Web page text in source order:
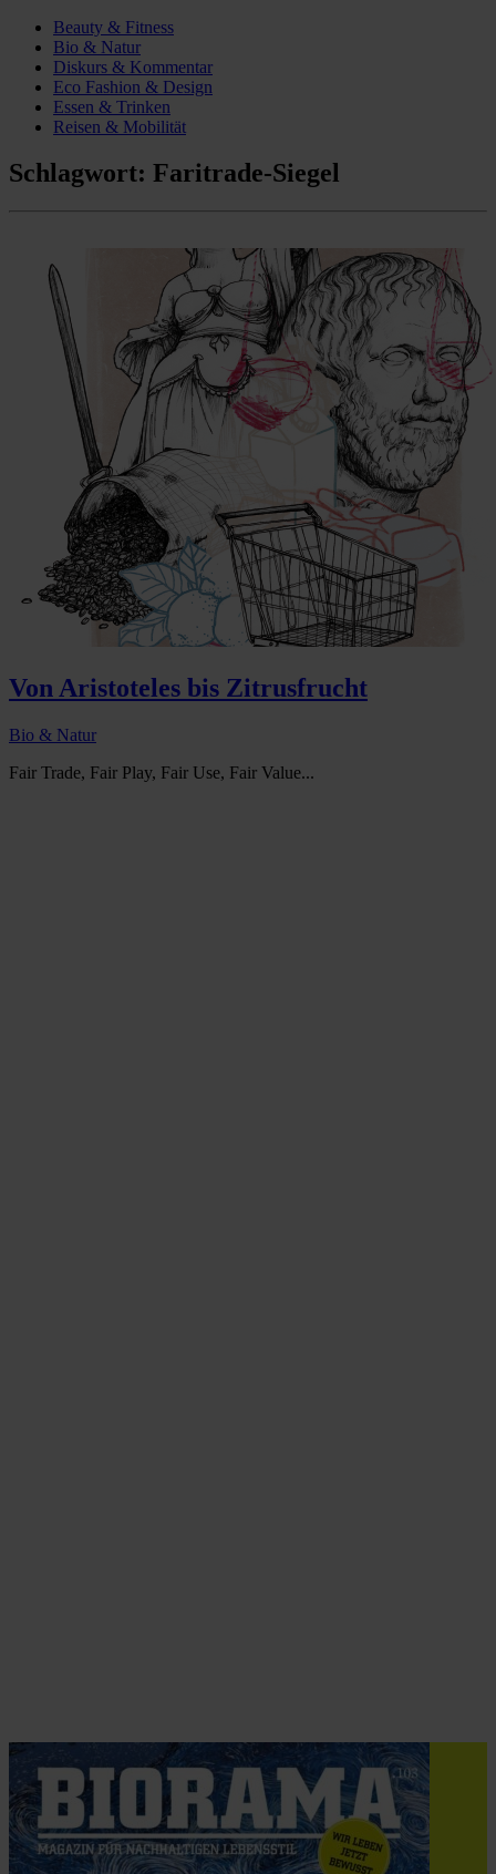
Beauty & Fitness
Bio & Natur
Diskurs & Kommentar
Eco Fashion & Design
Essen & Trinken
Reisen & Mobilität
Schlagwort: Faritrade-Siegel
Von Aristoteles bis Zitrusfrucht
Bio & Natur
Fair Trade, Fair Play, Fair Use, Fair Value...